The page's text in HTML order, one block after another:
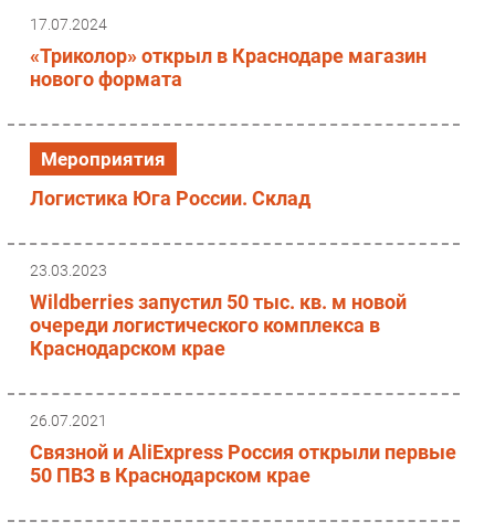
РАЗДЕЛЫ
Аналитика
Интервью
Мероприятия
Проекты
IT класс
Тестовый стенд
Каталог компаний
17.07.2024
«Триколор» открыл в Краснодаре магазин
нового формата
Мероприятия
Логистика Юга России. Склад
23.03.2023
Wildberries запустил 50 тыс. кв. м новой
очереди логистического комплекса в
Краснодарском крае
26.07.2021
Связной и AliExpress Россия открыли первые
50 ПВЗ в Краснодарском крае